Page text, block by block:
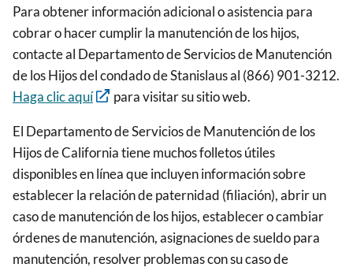
Para obtener información adicional o asistencia para
cobrar o hacer cumplir la manutención de los hijos,
contacte al Departamento de Servicios de Manutención
de los Hijos del condado de Stanislaus al (866) 901-3212.
Haga clic aquí
para visitar su sitio web.
El Departamento de Servicios de Manutención de los
Hijos de California tiene muchos folletos útiles
disponibles en línea que incluyen información sobre
establecer la relación de paternidad (filiación), abrir un
caso de manutención de los hijos, establecer o cambiar
órdenes de manutención, asignaciones de sueldo para
manutención, resolver problemas con su caso de